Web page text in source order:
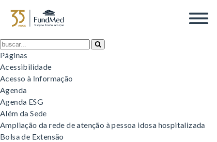
Páginas
Acessibilidade
Acesso à Informação
Agenda
Agenda ESG
Além da Sede
Ampliação da rede de atenção à pessoa idosa hospitalizada
Bolsa de Extensão